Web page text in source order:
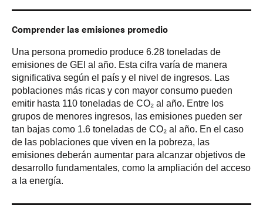
Comprender las emisiones promedio
Una persona promedio produce 6.28 toneladas de
emisiones de GEI al año. Esta cifra varía de manera
significativa según el país y el nivel de ingresos. Las
poblaciones más ricas y con mayor consumo pueden
emitir hasta 110 toneladas de CO₂ al año. Entre los
grupos de menores ingresos, las emisiones pueden ser
tan bajas como 1.6 toneladas de CO₂ al año. En el caso
de las poblaciones que viven en la pobreza, las
emisiones deberán aumentar para alcanzar objetivos de
desarrollo fundamentales, como la ampliación del acceso
a la energía.